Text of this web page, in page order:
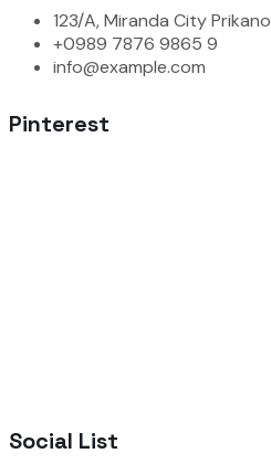
123/A, Miranda City Prikano
+0989 7876 9865 9
info@example.com
Pinterest
Social List